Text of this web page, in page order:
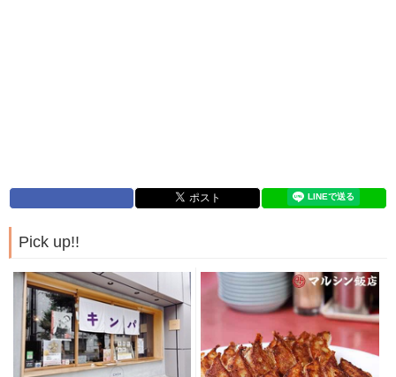
Pick up!!